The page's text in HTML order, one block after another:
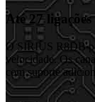
Até 27
O SIRIUS R8DB
velocidade. Os
com suporte